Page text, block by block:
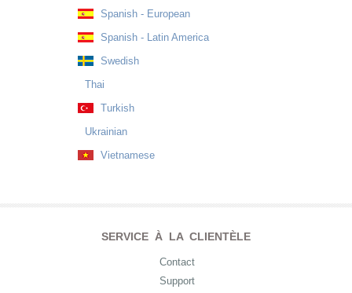
Spanish - European
Spanish - Latin America
Swedish
Thai
Turkish
Ukrainian
Vietnamese
SERVICE À LA CLIENTÈLE
Contact
Support